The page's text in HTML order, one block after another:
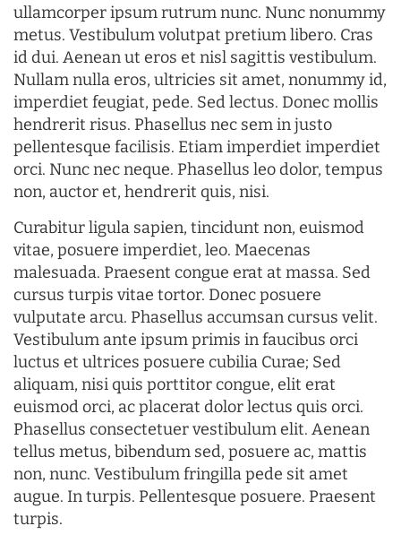
ullamcorper ipsum rutrum nunc. Nunc nonummy
metus. Vestibulum volutpat pretium libero. Cras
id dui. Aenean ut eros et nisl sagittis vestibulum.
Nullam nulla eros, ultricies sit amet, nonummy id,
imperdiet feugiat, pede. Sed lectus. Donec mollis
hendrerit risus. Phasellus nec sem in justo
pellentesque facilisis. Etiam imperdiet imperdiet
orci. Nunc nec neque. Phasellus leo dolor, tempus
non, auctor et, hendrerit quis, nisi.
Curabitur ligula sapien, tincidunt non, euismod
vitae, posuere imperdiet, leo. Maecenas
malesuada. Praesent congue erat at massa. Sed
cursus turpis vitae tortor. Donec posuere
vulputate arcu. Phasellus accumsan cursus velit.
Vestibulum ante ipsum primis in faucibus orci
luctus et ultrices posuere cubilia Curae; Sed
aliquam, nisi quis porttitor congue, elit erat
euismod orci, ac placerat dolor lectus quis orci.
Phasellus consectetuer vestibulum elit. Aenean
tellus metus, bibendum sed, posuere ac, mattis
non, nunc. Vestibulum fringilla pede sit amet
augue. In turpis. Pellentesque posuere. Praesent
turpis.